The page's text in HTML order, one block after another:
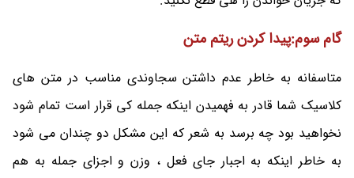
گام سوم:پیدا کردن ریتم متن
متاسفانه به خاطر عدم داشتن سجاوندی مناسب در متن های
کلاسیک شما قادر به فهمیدن اینکه جمله کی قرار است تمام شود
نخواهید بود چه برسد به شعر که این مشکل دو چندان می شود
به خاطر اینکه به اجبار جای فعل ، وزن و اجزای جمله به هم